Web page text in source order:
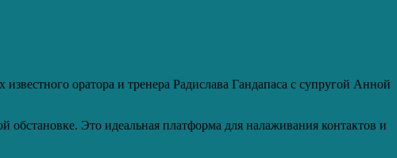
оратора и тренера Радислава Гандапаса с супругой Анной
Это идеальная платформа для налаживания контактов и